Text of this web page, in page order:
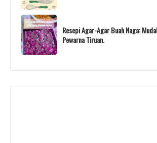
Resepi Agar-Agar Buah Naga:
Pewarna Tiruan.